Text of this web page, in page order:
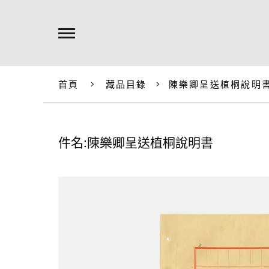
首頁 藏品目錄 陳樂卿呈送植桐說明
件名:陳樂卿呈送植桐說明書